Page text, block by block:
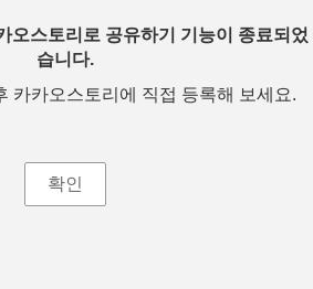
오스토리로 공유하기 기능이 종료되었
습니다.
카카오스토리에 직접 등록해 보세요.
확인